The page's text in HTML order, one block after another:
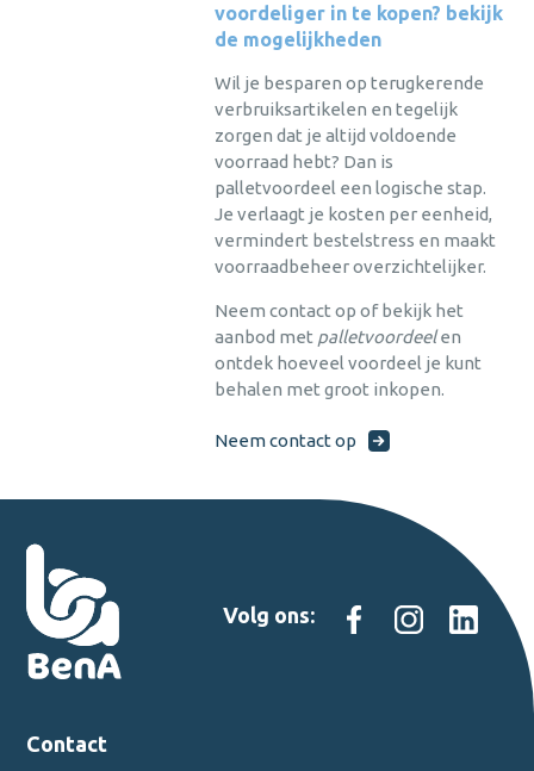
voordeliger in te kopen? bekijk
de mogelijkheden
Wil je besparen op terugkerende
verbruiksartikelen en tegelijk
zorgen dat je altijd voldoende
voorraad hebt? Dan is
palletvoordeel een logische stap.
Je verlaagt je kosten per eenheid,
vermindert bestelstress en maakt
voorraadbeheer overzichtelijker.
Neem contact op of bekijk het
aanbod met palletvoordeelen
ontdek hoeveel voordeel je kunt
behalen met groot inkopen.
Neem contact op
Volg ons:
Contact